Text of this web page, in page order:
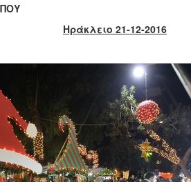
Ηράκλειο 21-12-2016